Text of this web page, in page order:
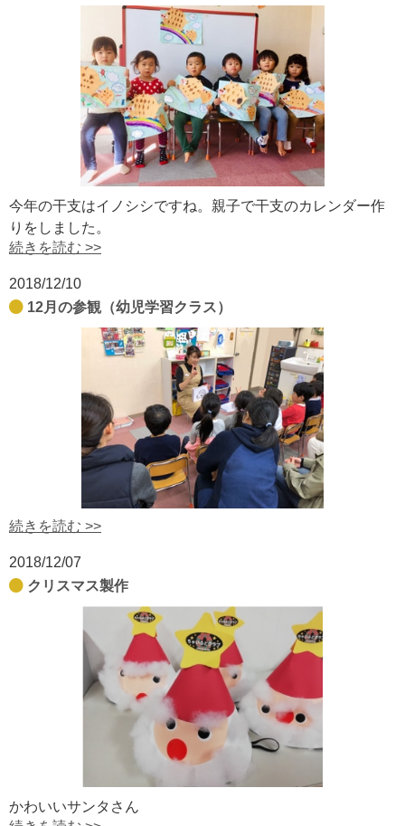
今年の干支はイノシシですね。親子で干支のカレンダー作
りをしました。
続きを読む >>
2018/12/10
12月の参観（幼児学習クラス）
続きを読む >>
2018/12/07
クリスマス製作
かわいいサンタさん